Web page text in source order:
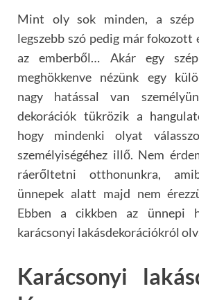
Mint oly sok minden, a
legszebb szó pedig már
az emberből… Akár egy
meghökkenve nézünk egy
nagy hatással van
dekorációk tükrözik a
hogy mindenki olyat
személyiségéhez illő. Nem
ráerőltetni otthonunkra,
ünnepek alatt majd nem
Ebben a cikkben az ünnepi
karácsonyi lakásdekorációkról
Karácsonyi